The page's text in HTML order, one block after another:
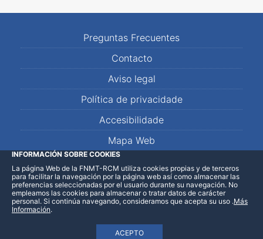
Preguntas Frecuentes
Contacto
Aviso legal
Política de privacidade
Accesibilidade
Mapa Web
LinkedInFacebookWhatsApp
INFORMACIÓN SOBRE COOKIES
La página Web de la FNMT-RCM utiliza cookies propias y de terceros
para facilitar la navegación por la página web así como almacenar las
preferencias seleccionadas por el usuario durante su navegación. No
empleamos las cookies para almacenar o tratar datos de carácter
personal. Si continúa navegando, consideramos que acepta su uso
ACEPTO
.Más
Información.